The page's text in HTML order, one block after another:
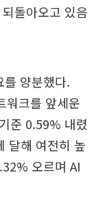
돌아오고 있음
를 양분했다.
크를 앞세운
준 0.59% 내렸
달해 여전히 높
오르며 AI